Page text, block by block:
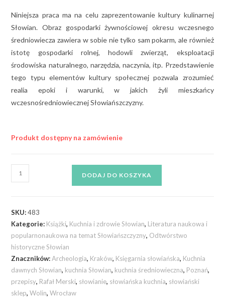
Niniejsza praca ma na celu zaprezentowanie kultury kulinarnej
Słowian. Obraz gospodarki żywnościowej okresu wczesnego
średniowiecza zawiera w sobie nie tylko sam pokarm, ale również
istotę gospodarki rolnej, hodowli zwierząt, eksploatacji
środowiska naturalnego, narzędzia, naczynia, itp. Przedstawienie
tego typu elementów kultury społecznej pozwala zrozumieć
realia epoki i warunki, w jakich żyli mieszkańcy
wczesnośredniowiecznej Słowiańszczyzny.
Produkt dostępny na zamówienie
DODAJ DO KOSZYKA
SKU:483
Kategorie: Książki, Kuchnia i zdrowie Słowian, Literatura naukowa i
popularnonaukowa na temat Słowiańszczyzny, Odtwórstwo
historyczne Słowian
Znaczników:Archeologia, Kraków, Księgarnia słowiańska, Kuchnia
dawnych Słowian, kuchnia Słowian, kuchnia średniowieczna, Poznań,
przepisy, Rafał Merski, słowianie, słowiańska kuchnia, słowiański
sklep,Wolin,Wrocław